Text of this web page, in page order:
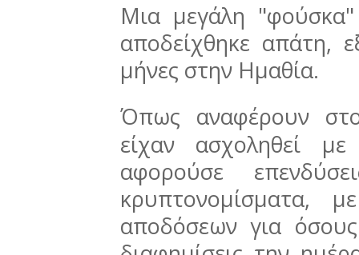
Μια μεγάλη
αποδείχθηκε απάτη,
μήνες στην Ημαθία.
Όπως αναφέρουν
είχαν ασχοληθεί
αφορούσε
κρυπτονομίσματα,
αποδόσεων για